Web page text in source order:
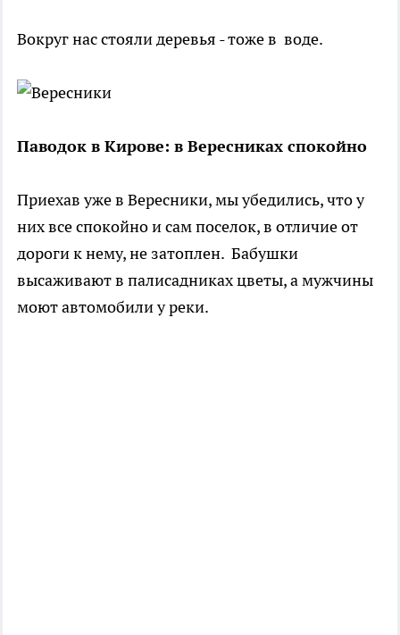
Вокруг нас стояли деревья - тоже в воде.
Паводок в Кирове: в Вересниках спокойно
Приехав уже в Вересники, мы убедились, что у
них все спокойно и сам поселок, в отличие от
дороги к нему, не затоплен. Бабушки
высаживают в палисадниках цветы, а мужчины
моют автомобили у реки.